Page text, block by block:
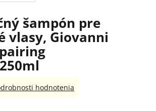
šampón pre
vlasy, Giovanni
hodnotenia